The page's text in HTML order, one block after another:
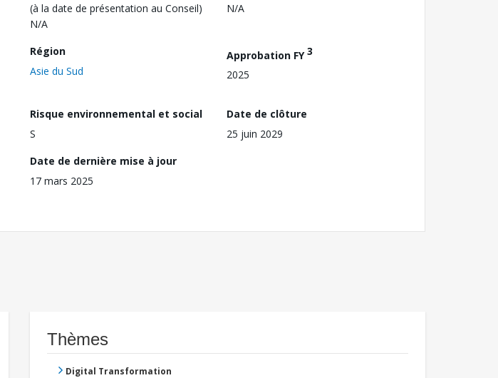
(à la date de présentation au Conseil)
N/A
N/A
Région
Asie du Sud
Approbation FY3
2025
Risque environnemental et social
S
Date de clôture
25 juin 2029
Date de dernière mise à jour
17 mars 2025
Thèmes
Digital Transformation